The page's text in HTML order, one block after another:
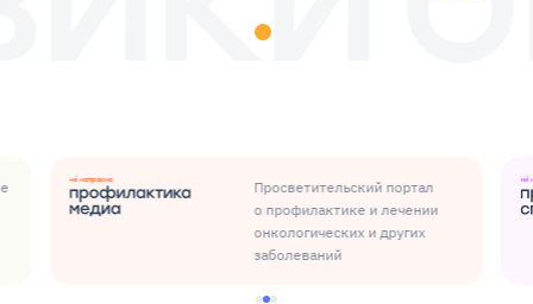
Просветительский портал
о профилактике и лечении
онкологических и других
заболеваний